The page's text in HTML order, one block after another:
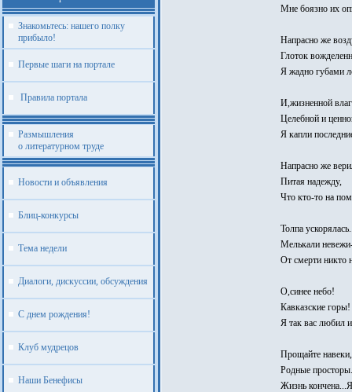
Знакомьтесь: нашего полку
прибыло!
Первые шаги на портале
Правила портала
Размышления
о литературном труде
Новости и объявления
Блиц-конкурсы
Тема недели
Диалоги, дискуссии, обсуждения
С днем рождения!
Клуб мудрецов
Наши Бенефисы
Мне боязно их
Напрасно же
Глоток
Я жадно губами
И,жизненной
Целебной и
Я капли
Напрасно же
Питая надежду,
Что кто-то на
Толпа
Мелькали
От смерти никто
О,синее небо!
Кавказские горы!
Я так вас любил
Прощайте навеки,
Родные просторы.
Жизнь